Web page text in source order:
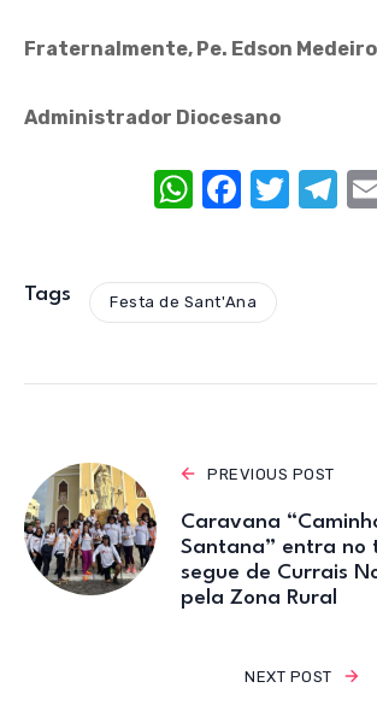
Fraternalmente, Pe. Edson
Administrador Diocesano
W
s
p
F
e
o
k
T T
m
Tags Festa de Sant'Ana
PREVIOUS POST
Caravana
Santana” entra no
segue de Currais
pela Zona Rural
NEXT POST